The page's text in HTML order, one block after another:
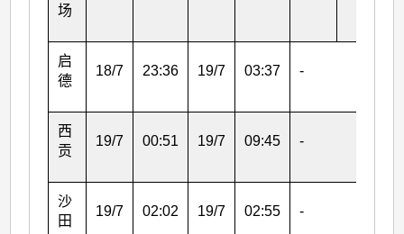
场
启
德
18/7 23:36 19/7 03:37 -
西
贡
19/7 00:51 19/7 09:45 -
沙
田
19/7 02:02 19/7 02:55 -